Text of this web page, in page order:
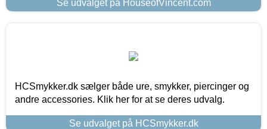
Se udvalget på HouseofVincent.com
HCSmykker.dk sælger både ure, smykker, piercinger og
andre accessories. Klik her for at se deres udvalg.
Se udvalget på HCSmykker.dk